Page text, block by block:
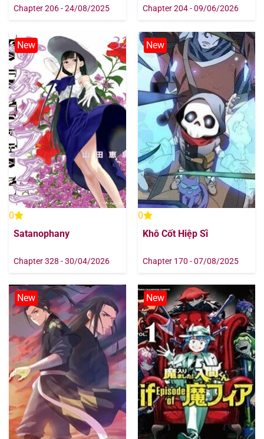
Chapter 206 - 24/08/2025 Chapter 204 - 09/06/2026
New
0
Satanophany
Chapter 328 - 30/04/2026
New
0
Khô Cốt Hiệp Sĩ
Chapter 170 - 07/08/2025
New New